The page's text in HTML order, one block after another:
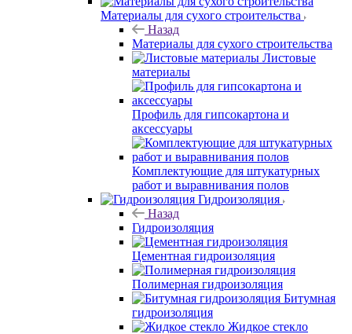
Материалы для сухого строительства
Назад
Материалы для сухого строительства
Листовые
материалы
Профиль для гипсокартона и
аксессуары
Комплектующие для штукатурных
работ и выравнивания полов
Гидроизоляция
Назад
Гидроизоляция
Цементная гидроизоляция
Полимерная гидроизоляция
Битумная
гидроизоляция
Жидкое стекло